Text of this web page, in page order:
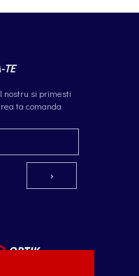
TE
nostru si primesti
ta comanda